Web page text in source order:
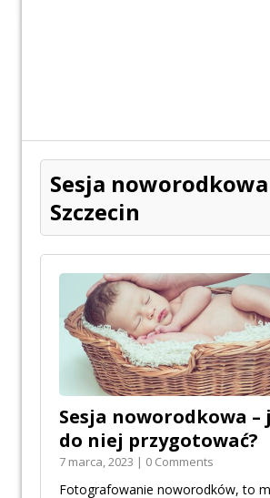
Sesja noworodkowa
Szczecin
Sesja noworodkowa –
do niej przygotować?
7 marca, 2023 | 0 Comments
Fotografowanie noworodków, to